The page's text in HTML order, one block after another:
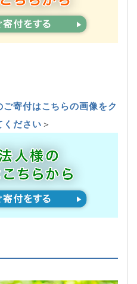
寄付はこちらの画像をク
ください＞